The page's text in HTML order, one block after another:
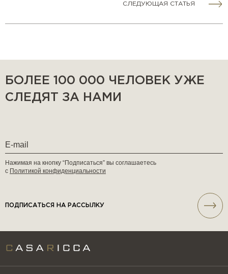
СЛЕДУЮЩАЯ СТАТЬЯ
БОЛЕЕ 100 000 ЧЕЛОВЕК УЖЕ
СЛЕДЯТ ЗА НАМИ
Нажимая на кнопку “Подписаться” вы соглашаетесь
с Политикой конфиденциальности
ПОДПИСАТЬСЯ НА РАССЫЛКУ